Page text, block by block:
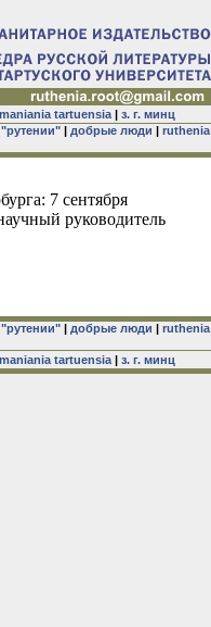
tartuensia| з. г. минц
| добрые люди | ruthenia
7 сентября
руководитель
| добрые люди | ruthenia
tartuensia| з. г. минц